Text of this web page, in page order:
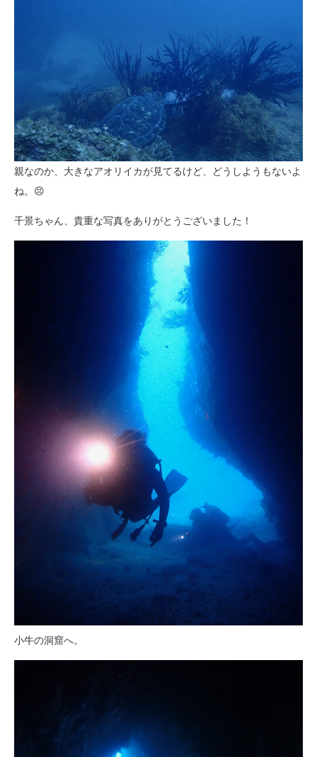
親なのか、大きなアオリイカが見てるけど、どうしようもないよ
ね。😣
千景ちゃん、貴重な写真をありがとうございました！
小牛の洞窟へ。